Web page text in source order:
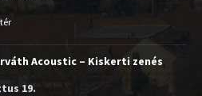
Acoustic – Kiskerti zenés
19.